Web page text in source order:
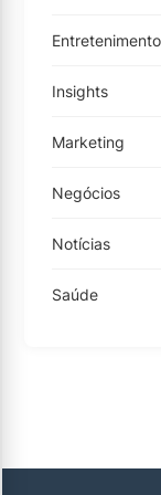
Entretenimento
Insights
Marketing
Negócios
Notícias
Saúde